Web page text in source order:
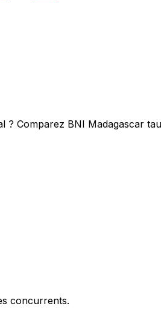
? Comparez BNI Madagascar
concurrents.